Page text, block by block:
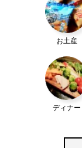
お土産
ディナー